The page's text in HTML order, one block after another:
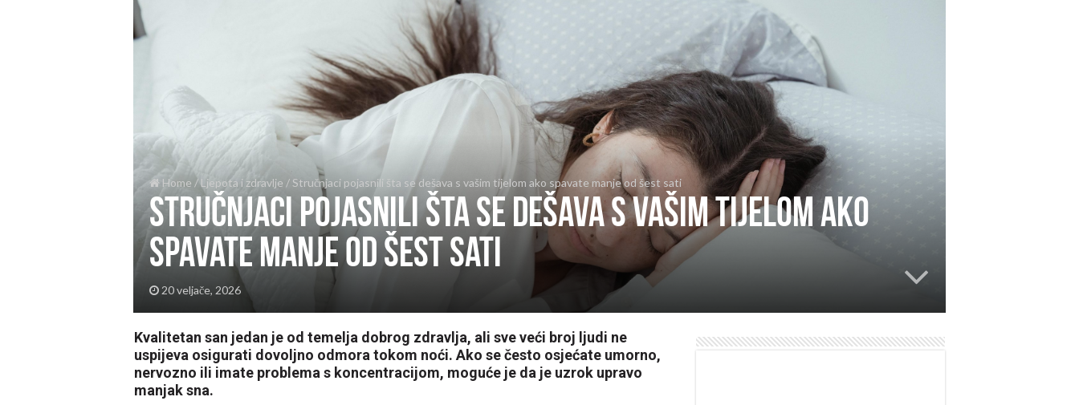
Home / Ljepota i zdravlje / Stručnjaci pojasnili šta se dešava s vašim tijelom ako spavate manje od šest sati
Stručnjaci pojasnili šta se dešava s vašim tijelom ako
spavate manje od šest sati
20 veljače, 2026
Kvalitetan san jedan je od temelja dobrog zdravlja, ali sve veći broj ljudi ne
uspijeva osigurati dovoljno odmora tokom noći. Ako se često osjećate umorno,
nervozno ili imate problema s koncentracijom, moguće je da je uzrok upravo
manjak sna.